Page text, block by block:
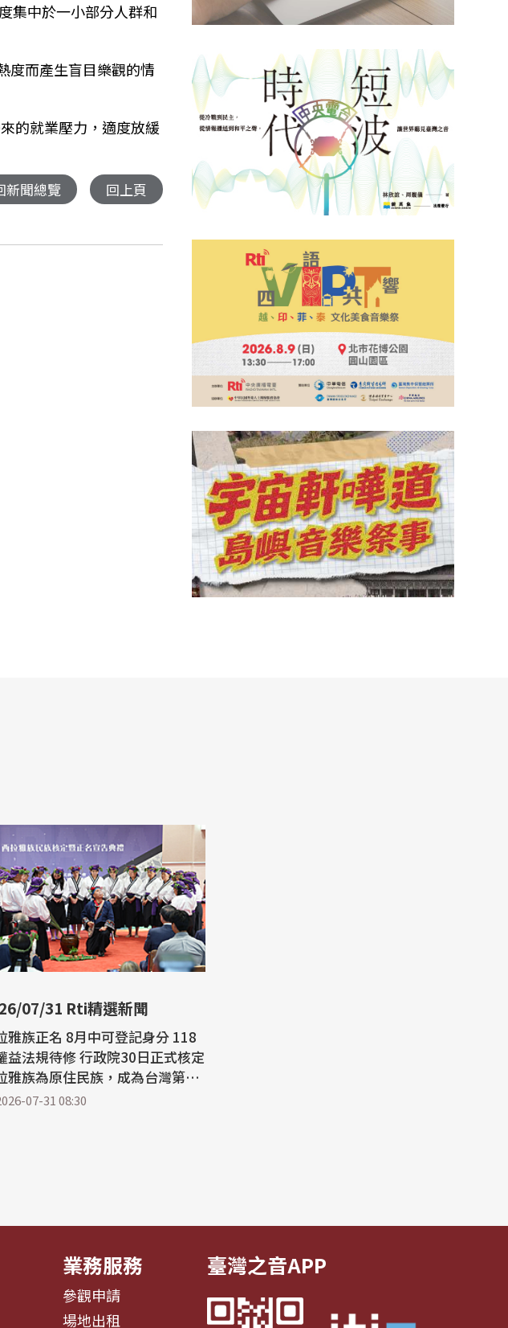
集中於一小部分人群和
度而產生盲目樂觀的情
的就業壓力，適度放緩
新聞總覽 回上頁
07/31 Rti精選新聞
雅族正名 8月中可登記身分 118
規待修 行政院30日正式核定
雅族為原住民族，成為台灣第17
定原住民族，也讓平埔族群爭取
07-31 08:30
業務服務
參觀申請
場地出租
臺灣之音APP